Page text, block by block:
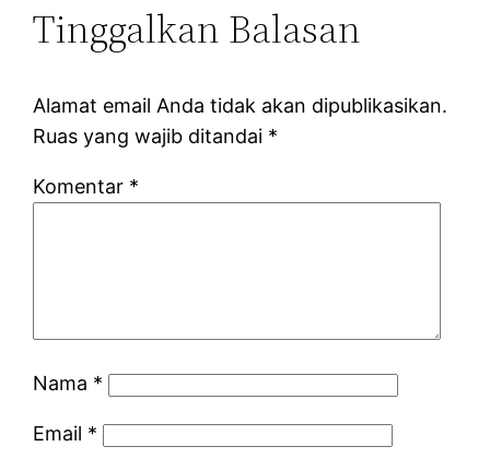
Tinggalkan Balasan
Alamat email Anda tidak akan dipublikasikan.
Ruas yang wajib ditandai *
Komentar *
Nama *
Email *